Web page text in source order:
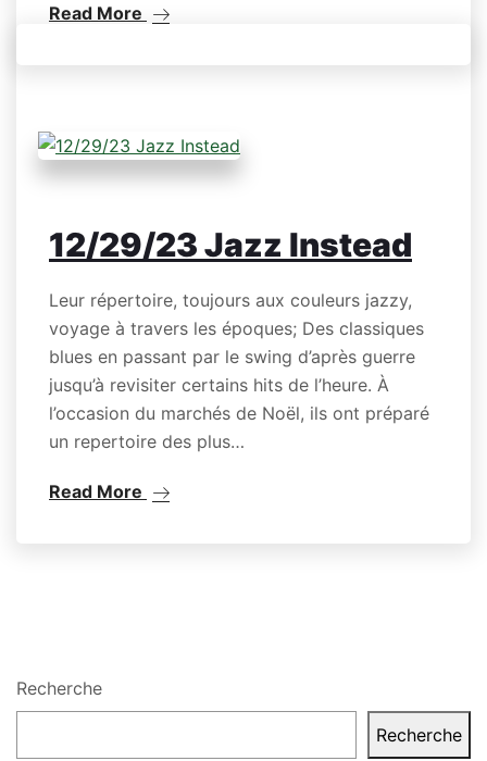
Read More
12/29/23 Jazz Instead
Leur répertoire, toujours aux couleurs jazzy,
voyage à travers les époques; Des classiques
blues en passant par le swing d’après guerre
jusqu’à revisiter certains hits de l’heure. À
l’occasion du marchés de Noël, ils ont préparé
un repertoire des plus…
Read More
Recherche
Recherche